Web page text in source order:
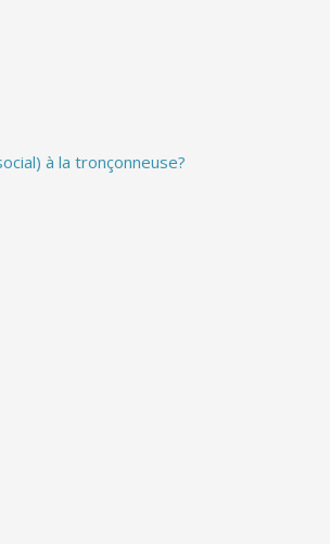
à la tronçonneuse?